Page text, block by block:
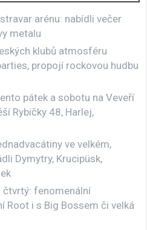
arénu: nabídli večer
metalu
klubů atmosféru
propojí rockovou hudbu
pátek a sobotu na Veveří
Rybičky 48, Harlej,
ve velkém,
Dymytry, Krucipüsk,
fenomenální
Root i s Big Bossem či velká